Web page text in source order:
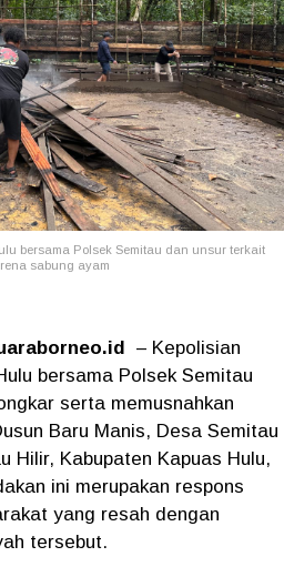
bersama Polsek Semitau dan unsur terkait
sabung ayam
– Kepolisian
bersama Polsek Semitau
serta memusnahkan
Baru Manis, Desa Semitau
Hilir, Kabupaten Kapuas Hulu,
ini merupakan respons
yang resah dengan
tersebut.